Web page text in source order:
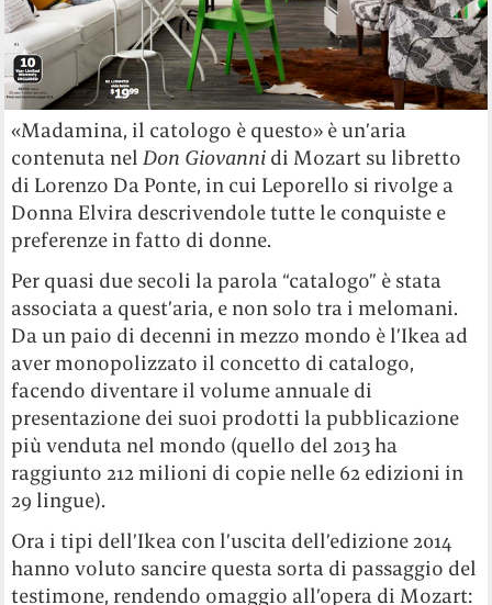
«Madamina, il catologo è questo» è un’aria
contenuta nelDon Giovanni di Mozart su libretto
di Lorenzo Da Ponte, in cui Leporello si rivolge a
Donna Elvira descrivendole tutte le conquiste e
preferenze in fatto di donne.
Per quasi due secoli la parola “catalogo” è stata
associata a quest’aria, e non solo tra i melomani.
Da un paio di decenni in mezzo mondo è l’Ikea ad
aver monopolizzato il concetto di catalogo,
facendo diventare il volume annuale di
presentazione dei suoi prodotti la pubblicazione
più venduta nel mondo (quello del 2013 ha
raggiunto 212 milioni di copie nelle 62 edizioni in
29 lingue).
Ora i tipi dell’Ikea con l’uscita dell’edizione 2014
hanno voluto sancire questa sorta di passaggio del
testimone, rendendo omaggio all’opera di Mozart: